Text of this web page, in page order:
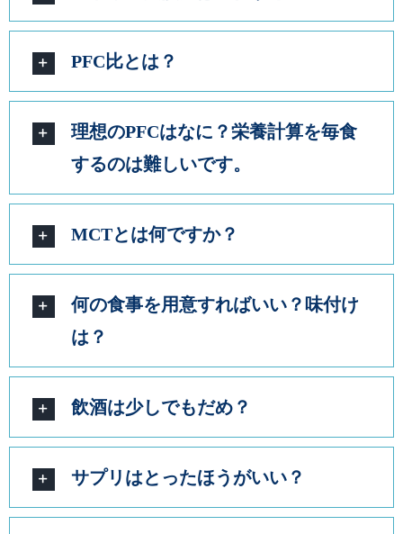
PFC比とは？
理想のPFCはなに？栄養計算を毎食
するのは難しいです。
MCTとは何ですか？
何の食事を用意すればいい？味付け
は？
飲酒は少しでもだめ？
サプリはとったほうがいい？